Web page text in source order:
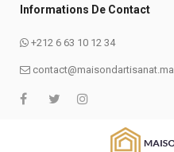
Informations De Contact
+212 6 63 10 12 34
contact@maisondartisanat.ma